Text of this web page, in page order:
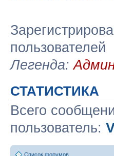
пользователей
Легенда:
СТАТИСТИКА
Всего
пользователь:
Список форумов